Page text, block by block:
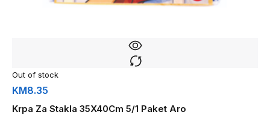
Out of stock
KM8.35
Krpa Za Stakla 35X40Cm 5/1 Paket Aro